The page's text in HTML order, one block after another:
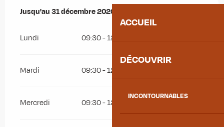
ACCUEIL
DÉCOUVRIR
INCONTOURNABLES
Du2 janvier 2026au31 décembre 2026
Jusqu'au31 décembre 2026
Lundi 09:30 - 12:00
Mardi 09:30 - 12:00
Mercredi 09:30 - 12:30